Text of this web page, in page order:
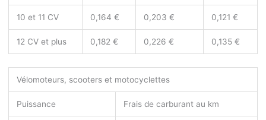
10 et 11 CV 0,164 € 0,203 € 0,121 €
12 CV et plus 0,182 € 0,226 € 0,135 €
Vélomoteurs, scooters et motocyclettes
Puissance Frais de carburant au km